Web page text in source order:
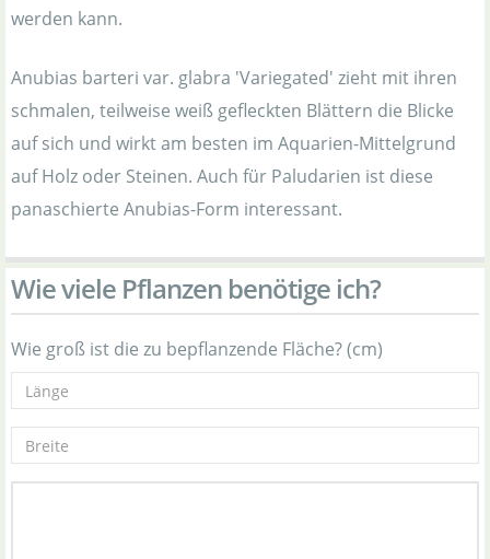
werden kann.
Anubias barteri var. glabra 'Variegated' zieht mit ihren
schmalen, teilweise weiß gefleckten Blättern die Blicke
auf sich und wirkt am besten im Aquarien-Mittelgrund
auf Holz oder Steinen. Auch für Paludarien ist diese
panaschierte Anubias-Form interessant.
Wie viele Pflanzen benötige ich?
Wie groß ist die zu bepflanzende Fläche? (cm)